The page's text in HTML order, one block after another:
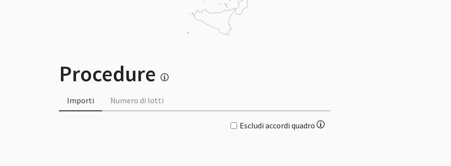
Procedure
Importi Numero di lotti
Escludi accordi quadro